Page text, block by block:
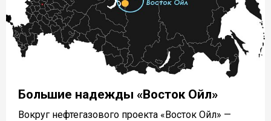
Большие надежды «Восток Ойл»
Вокруг нефтегазового проекта «Восток Ойл» —